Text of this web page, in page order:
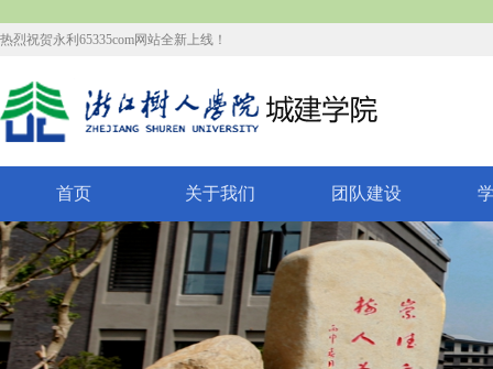
热烈祝贺永利65335com网站全新上线！
首页 关于我们 团队建设